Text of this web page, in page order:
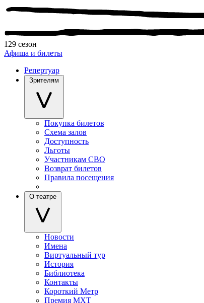
129 сезон
Афиша и билеты
Репертуар
Зрителям
Покупка билетов
Схема залов
Доступность
Льготы
Участникам СВО
Возврат билетов
Правила посещения
О театре
Новости
Имена
Виртуальный тур
История
Библиотека
Контакты
Короткий Метр
Премия МХТ